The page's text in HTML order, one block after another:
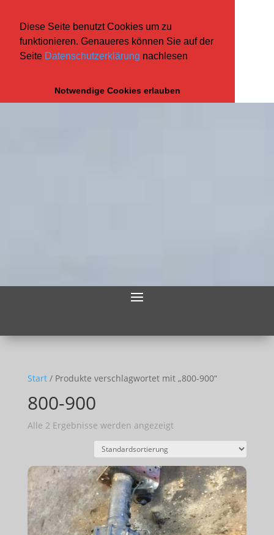
Diese Seite benutzt Cookies um zu
funktionieren. Genaueres können Sie auf der
Seite Datenschutzerklärung nachlesen
Notwendige Cookies erlauben
Start/ Produkte verschlagwortet mit „800-900“
800-900
Alle 2 Ergebnisse werden angezeigt